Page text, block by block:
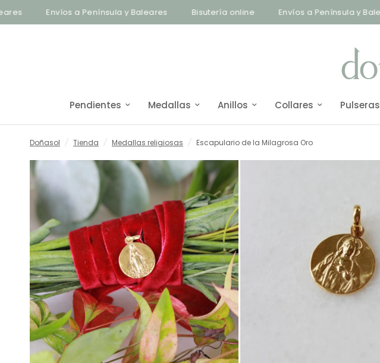
Envíos a Península y Baleares Bisutería online Envíos a Península y Baleares
Pendientes Medallas Anillos Collares Pulseras
Doñasol / Tienda / Medallas religiosas / Escapulario de la Milagrosa Oro